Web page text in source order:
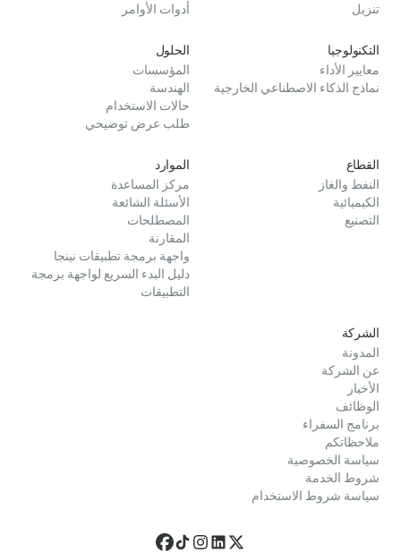
تنزيل
أدوات الأوامر
التكنولوجيا
معايير الأداء
نماذج الذكاء الاصطناعي الخارجية
الحلول
المؤسسات
الهندسة
حالات الاستخدام
طلب عرض توضيحي
القطاع
النفط والغاز
الكيميائية
التصنيع
الموارد
مركز المساعدة
الأسئلة الشائعة
المصطلحات
المقارنة
واجهة برمجة تطبيقات نينجا
دليل البدء السريع لواجهة برمجة
التطبيقات
الشركة
المدونة
عن الشركة
الأخبار
الوظائف
برنامج السفراء
ملاحظاتكم
سياسة الخصوصية
شروط الخدمة
سياسة شروط الاستخدام